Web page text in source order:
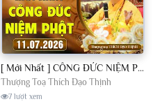
[ Mới Nhất ] CÔNG ĐỨC NIỆM PHẬT - Khoá Chuyên Tu Chùa Khai Nguyên 11/07/2026 | TT. Thích Đạo Thịnh
Thượng Toạ Thích Đạo Thịnh
7 lượt xem